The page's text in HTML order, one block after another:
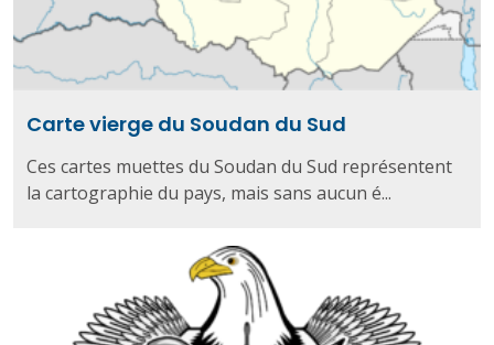
Carte vierge du Soudan du Sud
Ces cartes muettes du Soudan du Sud représentent
la cartographie du pays, mais sans aucun é...